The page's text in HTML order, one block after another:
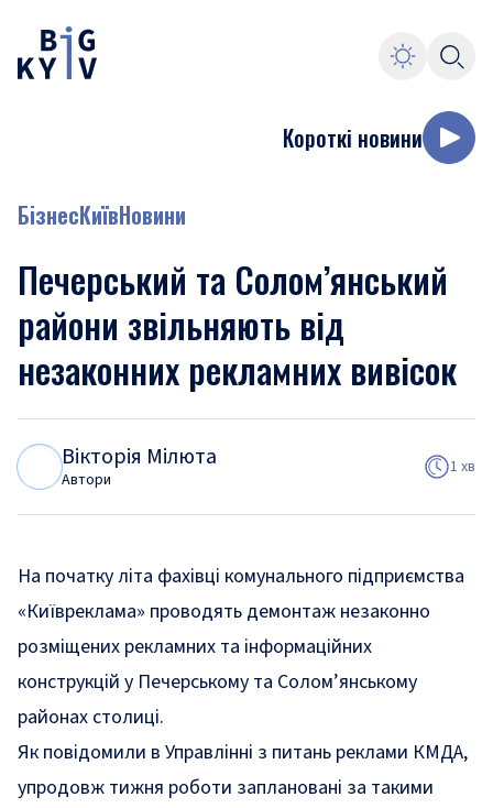
Короткі новини
БізнесКиївНовини
Печерський та Солом’янський
райони звільняють від
незаконних рекламних вивісок
Вікторія Мілюта
Автори
1 хв
На початку літа фахівці комунального підприємства
«Київреклама» проводять демонтаж незаконно
розміщених рекламних та інформаційних
конструкцій у Печерському та Солом’янському
районах столиці.
Як повідомили в Управлінні з питань реклами КМДА,
упродовж тижня роботи заплановані за такими